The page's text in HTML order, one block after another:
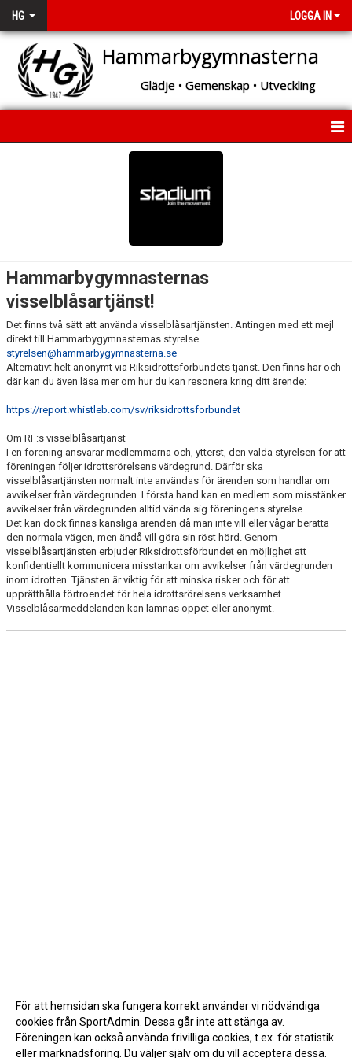
HG LOGGA IN
Hammarbygymnasterna
Glädje • Gemenskap • Utveckling
GYMNASTIKSKOLAN
ARRANGEMANG
DOKUMENT
Hammarbygymnasternas
visselblåsartjänst!
Det finns två sätt att använda visselblåsartjänsten. Antingen med ett mejl
direkt till Hammarbygymnasternas styrelse.
styrelsen@hammarbygymnasterna.se
Alternativt helt anonymt via Riksidrottsförbundets tjänst. Den finns här och
där kan du även läsa mer om hur du kan resonera kring ditt ärende:
https://report.whistleb.com/sv/riksidrottsforbundet
Om RF:s visselblåsartjänst
I en förening ansvarar medlemmarna och, ytterst, den valda styrelsen för att
föreningen följer idrottsrörelsens värdegrund. Därför ska
visselblåsartjänsten normalt inte användas för ärenden som handlar om
avvikelser från värdegrunden. I första hand kan en medlem som misstänker
avvikelser från värdegrunden alltid vända sig föreningens styrelse.
Det kan dock finnas känsliga ärenden då man inte vill eller vågar berätta
den normala vägen, men ändå vill göra sin röst hörd. Genom
visselblåsartjänsten erbjuder Riksidrottsförbundet en möjlighet att
konfidentiellt kommunicera misstankar om avvikelser från värdegrunden
inom idrotten. Tjänsten är viktig för att minska risker och för att
upprätthålla förtroendet för hela idrottsrörelsens verksamhet.
Visselblåsarmeddelanden kan lämnas öppet eller anonymt.
För att hemsidan ska fungera korrekt använder vi nödvändiga
cookies från SportAdmin. Dessa går inte att stänga av.
Föreningen kan också använda frivilliga cookies, t.ex. för statistik
eller marknadsföring. Du väljer själv om du vill acceptera dessa.